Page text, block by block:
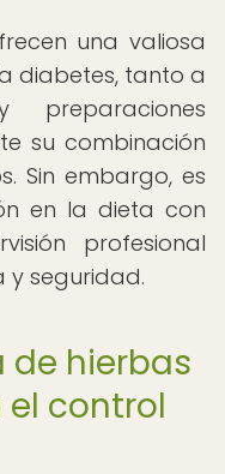
una valiosa
diabetes, tanto a
su combinación
Sin embargo, es
en la dieta con
profesional
seguridad.
de hierbas
control